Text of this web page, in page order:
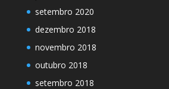
setembro 2020
dezembro 2018
novembro 2018
outubro 2018
setembro 2018